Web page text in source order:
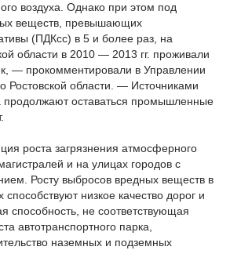
воздуха. Однако при этом под
веществ, превышающих
(ПДКсс) в 5 и более раз, на
области в 2010 — 2013 гг. проживали
— прокомментировали в Управлении
Ростовской области. — Источниками
продолжают оставаться промышленные
роста загрязнения атмосферного
и на улицах городов с
Росту выбросов вредных веществ в
низкое качество дорог и
способность, не соответствующая
автотранспортного парка,
наземных и подземных